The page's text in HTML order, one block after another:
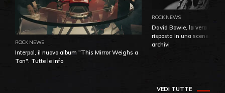
ROCK NEWS
Interpol, il nuovo album "This Mirror Weighs a
Ton". Tutte le info
ROCK NEWS
David Bowie, la vera
risposta in una
archivi
VEDI TUTTE